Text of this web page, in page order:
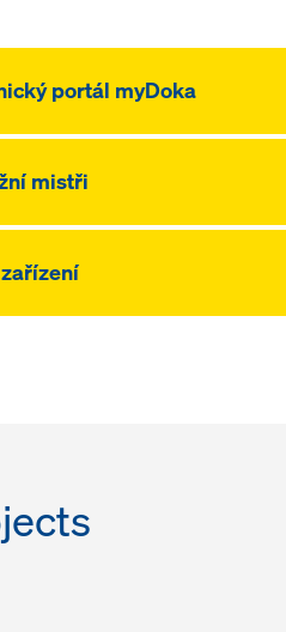
portál myDoka
mistři